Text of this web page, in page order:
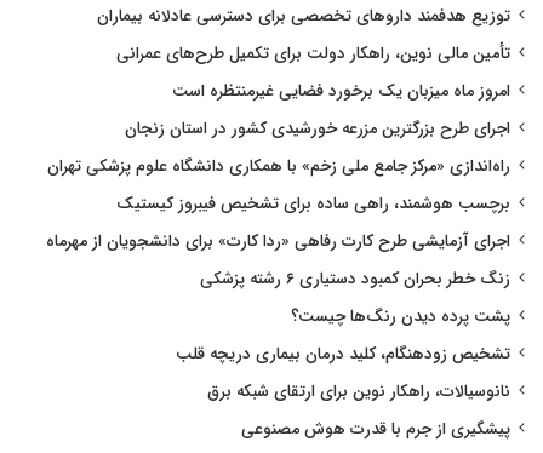
توزیع هدفمند داروهای تخصصی برای دسترسی عادلانه بیماران
تأمین مالی نوین، راهکار دولت برای تکمیل طرح‌های عمرانی
امروز ماه میزبان یک برخورد فضایی غیرمنتظره است
اجرای طرح بزرگترین مزرعه خورشیدی کشور در استان زنجان
راه‌اندازی «مرکز جامع ملی زخم» با همکاری دانشگاه علوم پزشکی تهران
برچسب هوشمند، راهی ساده برای تشخیص فیبروز کیستیک
اجرای آزمایشی طرح کارت رفاهی «ردا کارت» برای دانشجویان از مهرماه
زنگ خطر بحران کمبود دستیاری ۶ رشته پزشکی
پشت پرده دیدن رنگ‌ها چیست؟
تشخیص زودهنگام، کلید درمان بیماری دریچه قلب
نانوسیالات، راهکار نوین برای ارتقای شبکه برق
پیشگیری از جرم با قدرت هوش مصنوعی